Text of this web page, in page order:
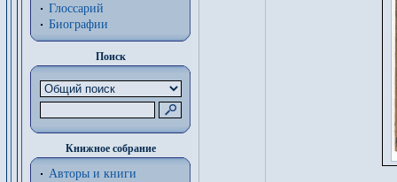
Глоссарий
Биографии
Поиск
Книжное собрание
Авторы и книги